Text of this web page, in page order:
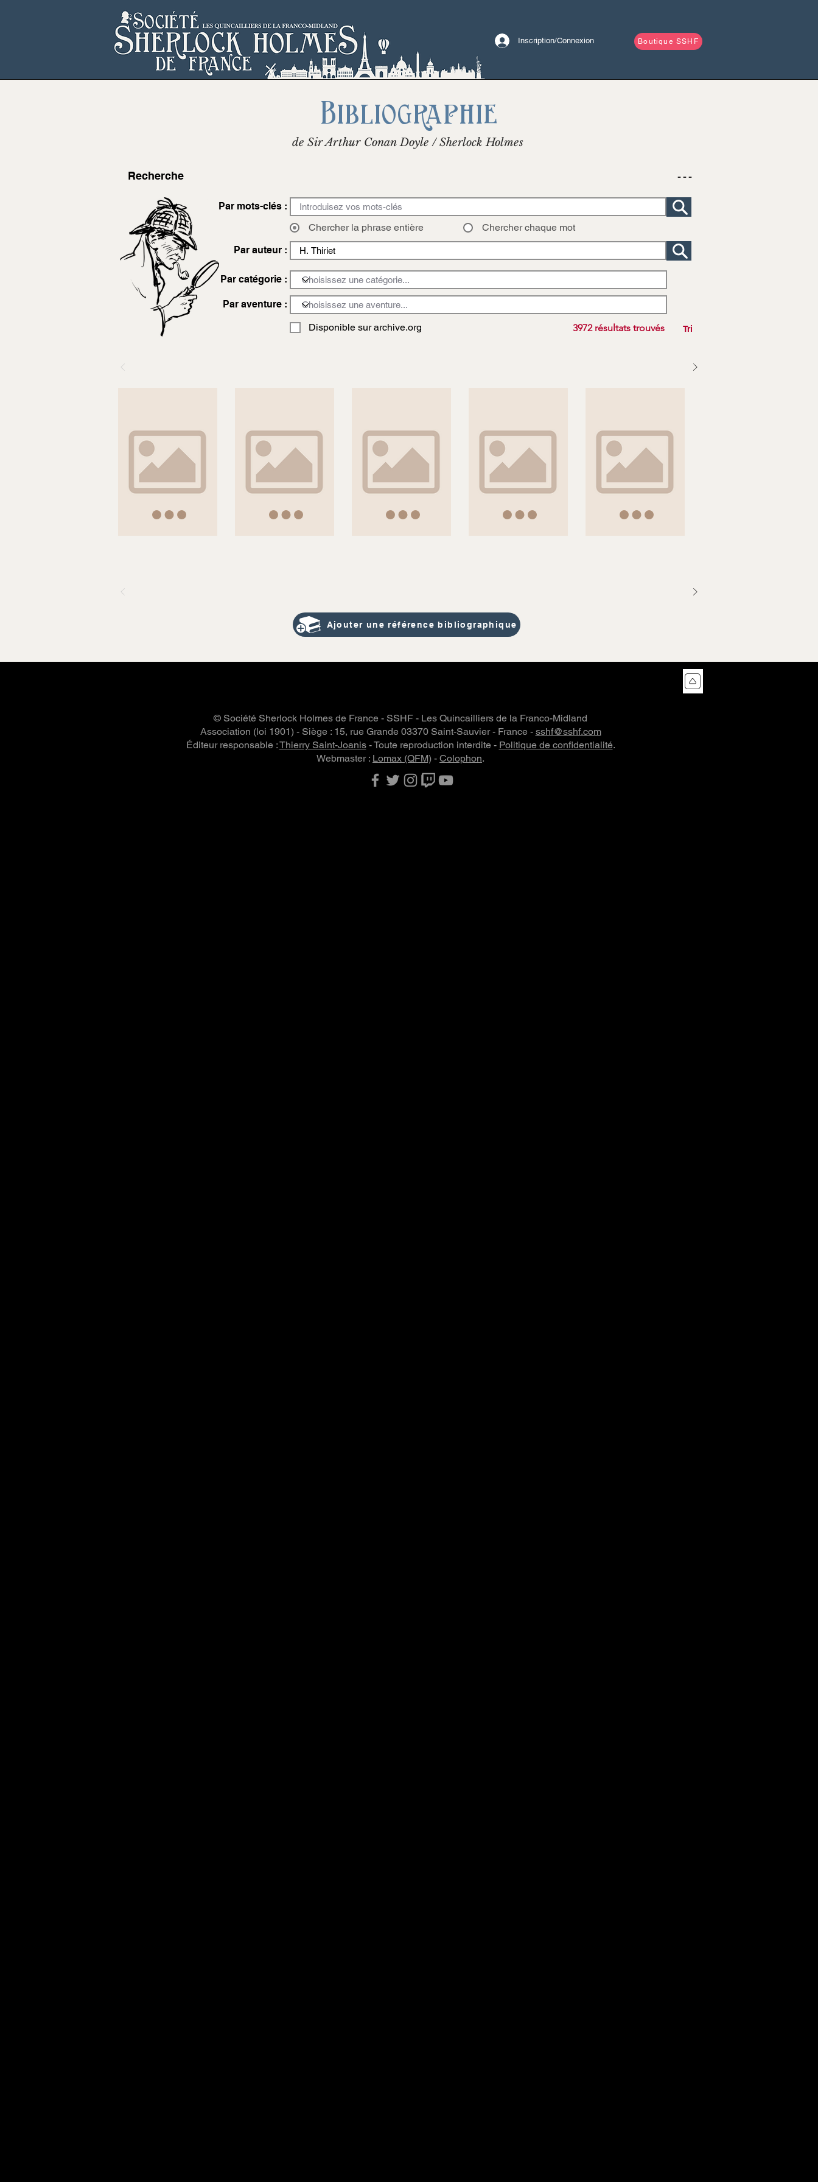
Boutique SSHF
Inscription/Connexion
Bibliographie
de Sir Arthur Conan Doyle / Sherlock Holmes
Recherche - - -
Par mots-clés :
Par auteur :
Par catégorie :
Par aventure :
Chercher la phrase entière Chercher chaque mot
Disponible sur archive.org 3972 résultats trouvés Tri
Ajouter une référence bibliographique
© Société Sherlock Holmes de France - SSHF - Les Quincailliers de la Franco-Midland
Association (loi 1901) - Siège : 15, rue Grande 03370 Saint-Sauvier - France - sshf@sshf.com
Éditeur responsable :Thierry Saint-Joanis- Toute reproduction interdite - Politique de confidentialité.
Webmaster : Lomax (QFM) - Colophon.